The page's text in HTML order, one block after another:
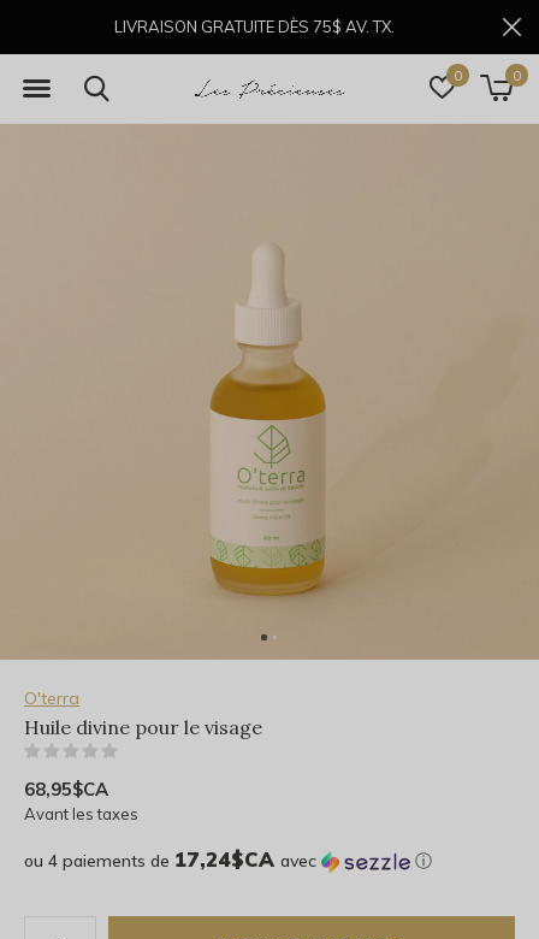
0 0
LIVRAISON GRATUITE DÈS 75$ AV. TX.
O'terra
Huile divine pour le visage
68,95$CA
Avant les taxes
ou 4 paiements de 17,24$CA avec ⓘ